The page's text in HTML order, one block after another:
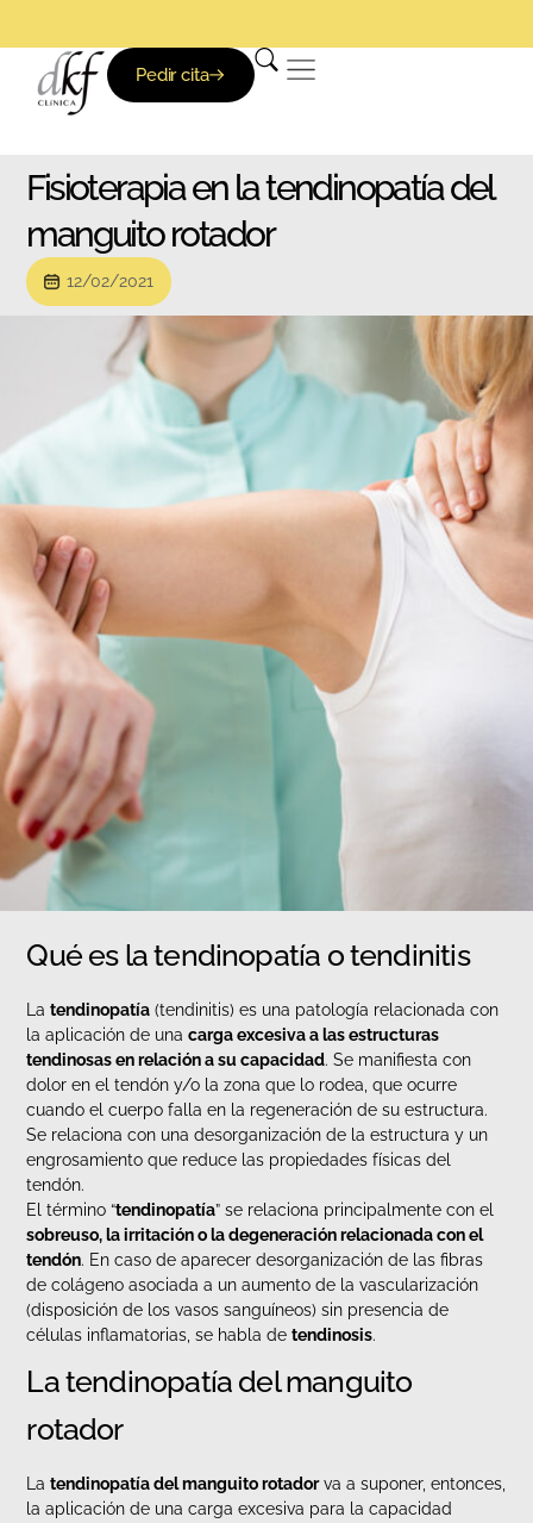
Pedir cita
Fisioterapia en la tendinopatía del
manguito rotador
12/02/2021
Qué es la tendinopatía o tendinitis
Latendinopatía (tendinitis) es una patología relacionada con
la aplicación de unacarga excesiva a las estructuras
tendinosas en relación a su capacidad. Se manifiesta con
dolor en el tendón y/o la zona que lo rodea, que ocurre
cuando el cuerpo falla en la regeneración de su estructura.
Se relaciona con una desorganización de la estructura y un
engrosamiento que reduce las propiedades físicas del
tendón.
El término “tendinopatía” se relaciona principalmente con el
sobreuso, la irritación o la degeneración relacionada con el
tendón. En caso de aparecer desorganización de las fibras
de colágeno asociada a un aumento de la vascularización
(disposición de los vasos sanguíneos) sin presencia de
células inflamatorias, se habla detendinosis.
La tendinopatía del manguito
rotador
Latendinopatía del manguito rotadorva a suponer, entonces,
la aplicación de una carga excesiva para la capacidad